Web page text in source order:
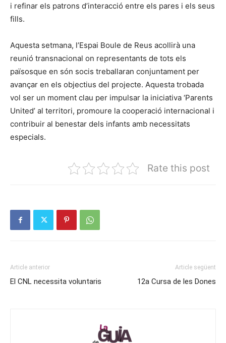
i refinar els patrons d’interacció entre els pares i els seus
fills.
Aquesta setmana, l’Espai Boule de Reus acollirà una
reunió transnacional on representants de tots els
païsosque en són socis treballaran conjuntament per
avançar en els objectius del projecte. Aquesta trobada
vol ser un moment clau per impulsar la iniciativa ‘Parents
United’ al territori, promoure la cooperació internacional i
contribuir al benestar dels infants amb necessitats
especials.
Rate this post
Article anterior
El CNL necessita voluntaris
Article següent
12a Cursa de les Dones